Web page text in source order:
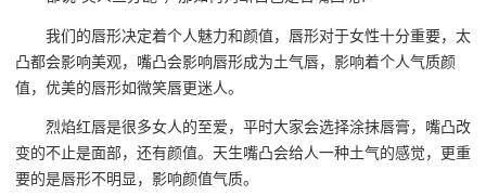
我们的唇形决定着个人魅力和颜值，唇形对于女性十分重要，太
凸都会影响美观，嘴凸会影响唇形成为土气唇，影响着个人气质颜
值，优美的唇形如微笑唇更迷人。
烈焰红唇是很多女人的至爱，平时大家会选择涂抹唇膏，嘴凸改
变的不止是面部，还有颜值。天生嘴凸会给人一种土气的感觉，更重
要的是唇形不明显，影响颜值气质。